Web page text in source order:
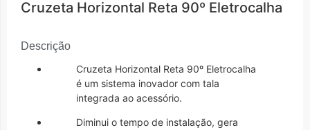
Cruzeta Horizontal Reta 90º Eletrocalha
Descrição
Cruzeta Horizontal Reta 90º Eletrocalha
é um sistema inovador com tala
integrada ao acessório.
Diminui o tempo de instalação, gera